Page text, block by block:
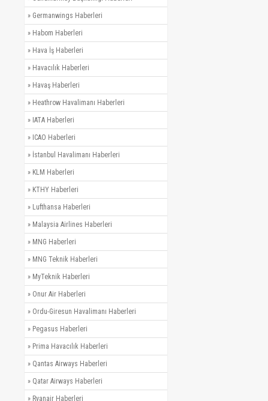
» Germanwings Haberleri
» Habom Haberleri
» Hava İş Haberleri
» Havacılık Haberleri
» Havaş Haberleri
» Heathrow Havalimanı Haberleri
» IATA Haberleri
» ICAO Haberleri
» İstanbul Havalimanı Haberleri
» KLM Haberleri
» KTHY Haberleri
» Lufthansa Haberleri
» Malaysia Airlines Haberleri
» MNG Haberleri
» MNG Teknik Haberleri
» MyTeknik Haberleri
» Onur Air Haberleri
» Ordu-Giresun Havalimanı Haberleri
» Pegasus Haberleri
» Prima Havacılık Haberleri
» Qantas Airways Haberleri
» Qatar Airways Haberleri
» Ryanair Haberleri